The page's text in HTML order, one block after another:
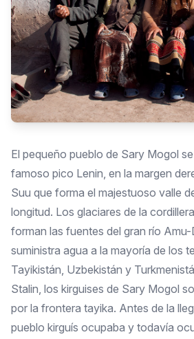
El pequeño pueblo de Sary Mogol
famoso pico Lenin, en la margen
Suu que forma el majestuoso valle
longitud. Los glaciares de la
forman las fuentes del gran río
suministra agua a la mayoría de los
Tayikistán, Uzbekistán y
Stalin, los kirguises de Sary Mogol
por la frontera tayika. Antes de la
pueblo kirguís ocupaba y todavía